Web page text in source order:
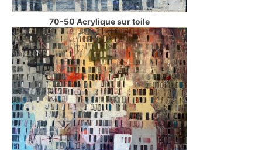
70-50 Acrylique sur toile